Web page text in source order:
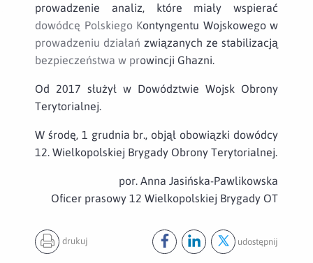
prowadzenie analiz, które miały wspierać
dowódcę Polskiego Kontyngentu Wojskowego w
prowadzeniu działań związanych ze stabilizacją
bezpieczeństwa w prowincji Ghazni.
Od 2017 służył w Dowództwie Wojsk Obrony
Terytorialnej.
W środę, 1 grudnia br., objął obowiązki dowódcy
12. Wielkopolskiej Brygady Obrony Terytorialnej.
por. Anna Jasińska-Pawlikowska
Oficer prasowy 12 Wielkopolskiej Brygady OT
drukuj udostępnij